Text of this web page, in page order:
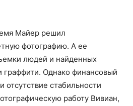
Майер решил
фотографию. А ее
людей и найденных
граффити. Однако финансовый
отсутствие стабильности
работу Вивиан,